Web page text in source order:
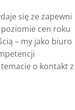
się ze zapewni
cen roku
– my jako biuro
o kontakt z